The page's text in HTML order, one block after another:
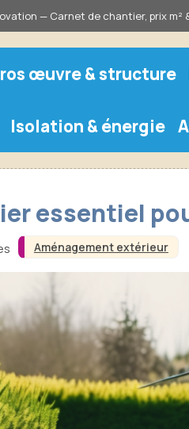
— Carnet de chantier, prix m²
œuvre & structure
Isolation & énergie
Aménagement extérieur
essentiel